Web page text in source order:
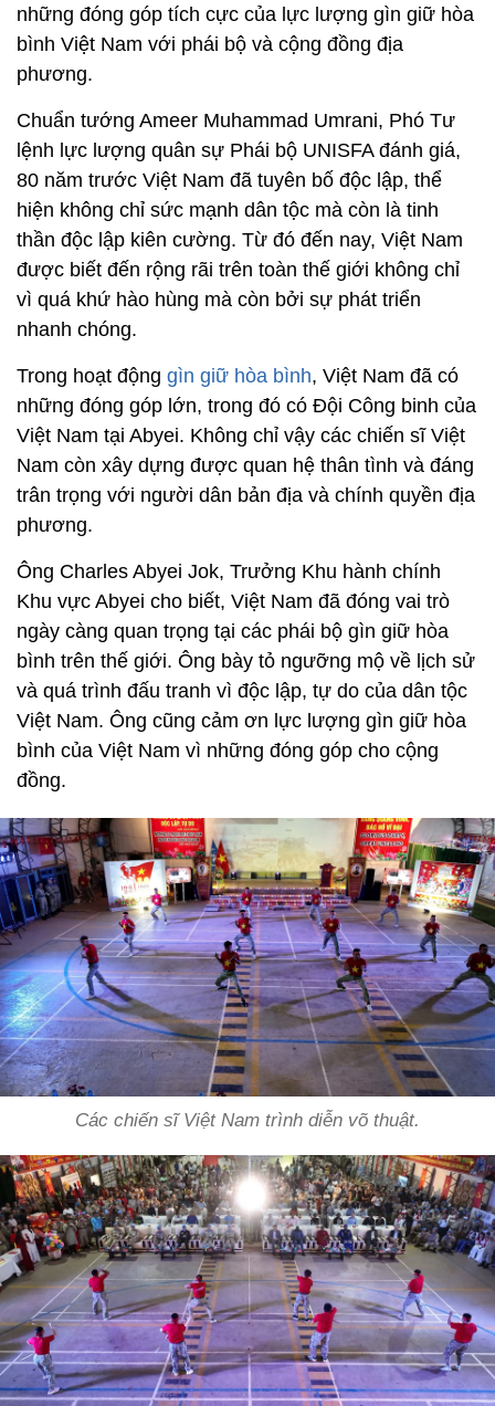
những đóng góp tích cực của lực lượng gìn giữ hòa
bình Việt Nam với phái bộ và cộng đồng địa
phương.
Chuẩn tướng Ameer Muhammad Umrani, Phó Tư
lệnh lực lượng quân sự Phái bộ UNISFA đánh giá,
80 năm trước Việt Nam đã tuyên bố độc lập, thể
hiện không chỉ sức mạnh dân tộc mà còn là tinh
thần độc lập kiên cường. Từ đó đến nay, Việt Nam
được biết đến rộng rãi trên toàn thế giới không chỉ
vì quá khứ hào hùng mà còn bởi sự phát triển
nhanh chóng.
Trong hoạt động gìn giữ hòa bình, Việt Nam đã có
những đóng góp lớn, trong đó có Đội Công binh của
Việt Nam tại Abyei. Không chỉ vậy các chiến sĩ Việt
Nam còn xây dựng được quan hệ thân tình và đáng
trân trọng với người dân bản địa và chính quyền địa
phương.
Ông Charles Abyei Jok, Trưởng Khu hành chính
Khu vực Abyei cho biết, Việt Nam đã đóng vai trò
ngày càng quan trọng tại các phái bộ gìn giữ hòa
bình trên thế giới. Ông bày tỏ ngưỡng mộ về lịch sử
và quá trình đấu tranh vì độc lập, tự do của dân tộc
Việt Nam. Ông cũng cảm ơn lực lượng gìn giữ hòa
bình của Việt Nam vì những đóng góp cho cộng
đồng.
Các chiến sĩ Việt Nam trình diễn võ thuật.